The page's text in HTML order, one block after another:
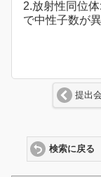
2.放射性同位
で中性子数が
提出
検索に戻る